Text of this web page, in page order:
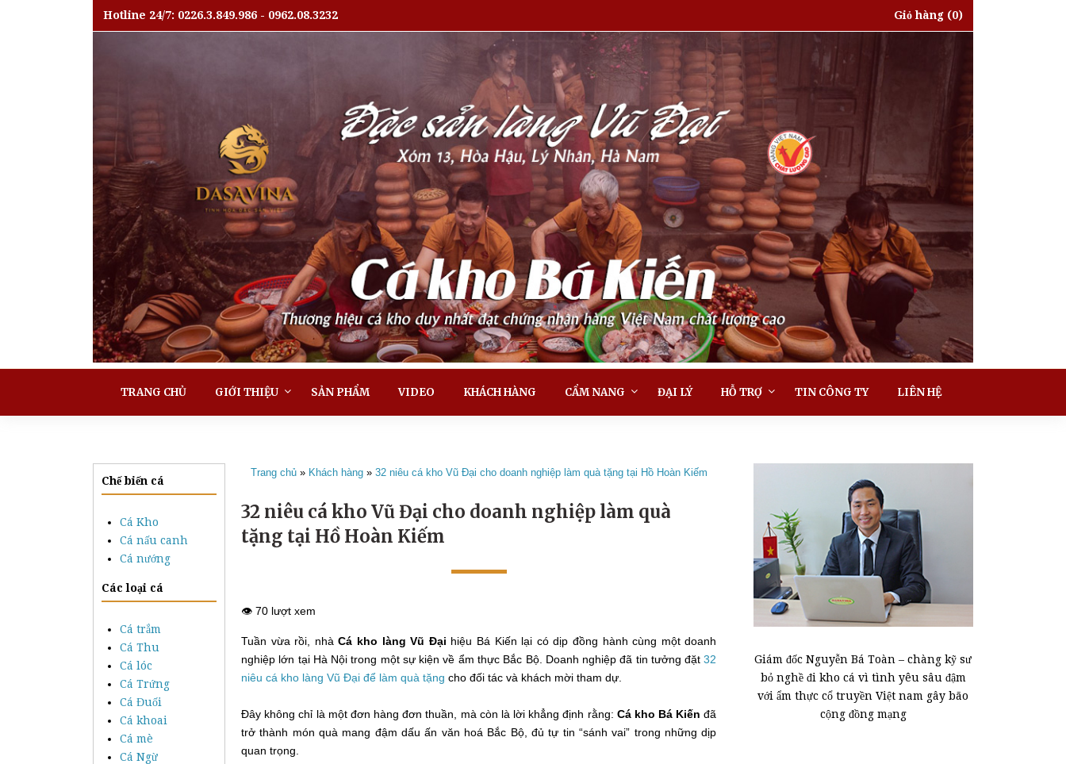
Hotline 24/7: 0226.3.849.986 - 0962.08.3232 Giỏ hàng (0)
TRANG CHỦ GIỚI THIỆU SẢN PHẨM VIDEO KHÁCH HÀNG CẨM NANG ĐẠI LÝ HỖ TRỢ TIN CÔNG TY LIÊN HỆ
Chế biến cá
Cá Kho
Cá nấu canh
Cá nướng
Các loại cá
Cá trắm
Cá Thu
Cá lóc
Cá Trứng
Cá Đuối
Cá khoai
Cá mè
Cá Ngừ
Trang chủ» Khách hàng» 32 niêu cá kho Vũ Đại cho doanh nghiệp làm quà tặng tại Hồ Hoàn Kiếm
32 niêu cá kho Vũ Đại cho doanh nghiệp làm quà
tặng tại Hồ Hoàn Kiếm
👁️ 70 lượt xem
Tuần vừa rồi, nhàCá kho làng Vũ Đại hiệu Bá Kiến lại có dịp đồng hành cùng một doanh
nghiệp lớn tại Hà Nội trong một sự kiện về ẩm thực Bắc Bộ. Doanh nghiệp đã tin tưởng đặt32
niêu cá kho làng Vũ Đại để làm quà tặng cho đối tác và khách mời tham dự.
Đây không chỉ là một đơn hàng đơn thuần, mà còn là lời khẳng định rằng: Cá kho Bá Kiến đã
trở thành món quà mang đậm dấu ấn văn hoá Bắc Bộ, đủ tự tin “sánh vai” trong những dịp
quan trọng.
Giám đốc Nguyễn Bá Toàn – chàng kỹ sư
bỏ nghề đi kho cá vì tình yêu sâu đậm
với ẩm thực cổ truyền Việt nam gây bão
cộng đồng mạng